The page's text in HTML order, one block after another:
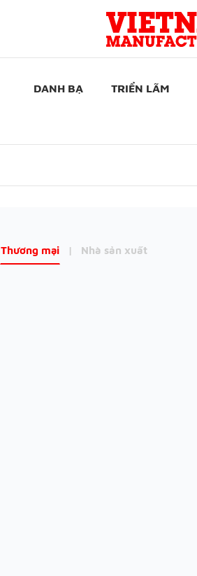
DANH BẠ TRIỂN LÃM
Thương mại | Nhà sản xuất